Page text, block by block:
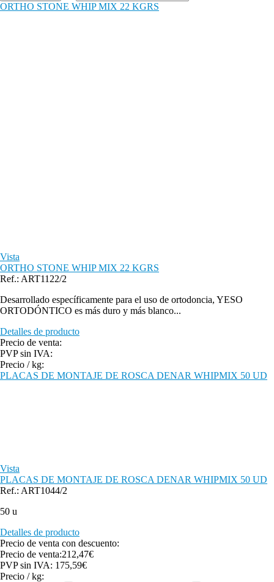
ORTHO STONE WHIP MIX 22 KGRS
Vista
ORTHO STONE WHIP MIX 22 KGRS
Ref.: ART1122/2
Desarrollado específicamente para el uso de ortodoncia, YESO
ORTODÓNTICO es más duro y más blanco...
Detalles de producto
Precio de venta:
PVP sin IVA:
Precio / kg:
PLACAS DE MONTAJE DE ROSCA DENAR WHIPMIX 50 UD
Vista
PLACAS DE MONTAJE DE ROSCA DENAR WHIPMIX 50 UD
Ref.: ART1044/2
50 u
Detalles de producto
Precio de venta con descuento:
Precio de venta:212,47€
PVP sin IVA: 175,59€
Precio / kg: